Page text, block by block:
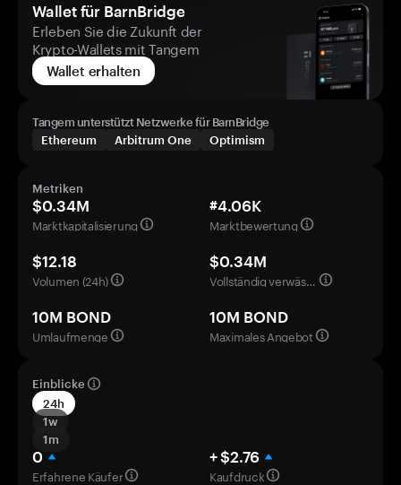
Wallet für BarnBridge
Erleben Sie die Zukunft der
Krypto-Wallets mit Tangem
Wallet erhalten
Tangem unterstützt Netzwerke für BarnBridge
Ethereum
Arbitrum One Optimism
Metriken
$0.34M
Marktkapitalisierung
#4.06K
Marktbewertung
$12.18
Volumen (24h)
$0.34M
Vollständig verwässerte Bewertung
10M BOND
Umlaufmenge
10M BOND
Maximales Angebot
Einblicke
24h
1w
1m
0
Erfahrene Käufer
+ $2.76
Kaufdruck